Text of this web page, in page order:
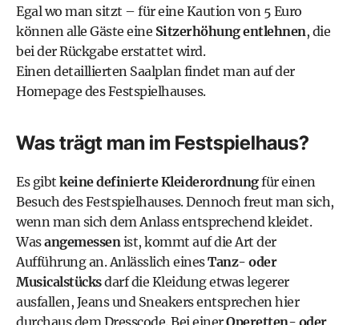
Egal wo man sitzt – für eine Kaution von 5 Euro
können alle Gäste eine Sitzerhöhung entlehnen, die
bei der Rückgabe erstattet wird.
Einen detaillierten Saalplan findet man auf der
Homepage des Festspielhauses.
Was trägt man im Festspielhaus?
Es gibt keine definierte Kleiderordnungfür einen
Besuch des Festspielhauses. Dennoch freut man sich,
wenn man sich dem Anlass entsprechend kleidet.
Wasangemessen ist, kommt auf die Art der
Aufführung an. Anlässlich einesTanz- oder
Musicalstücksdarf die Kleidung etwas legerer
ausfallen, Jeans und Sneakers entsprechen hier
durchaus dem Dresscode. Bei einerOperetten- oder